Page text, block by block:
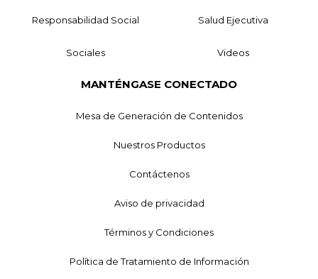
Responsabilidad Social Salud Ejecutiva
Sociales Videos
MANTÉNGASE CONECTADO
Mesa de Generación de Contenidos
Nuestros Productos
Contáctenos
Aviso de privacidad
Términos y Condiciones
Política de Tratamiento de Información